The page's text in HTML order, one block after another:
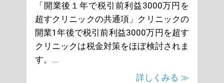
「開業後１年で税引前利益3000万円を
超すクリニックの共通項」クリニックの
開業1年後で税引前利益3000万円を超す
クリニックは税金対策をほぼ検討されま
す。...
詳しくみる ≫